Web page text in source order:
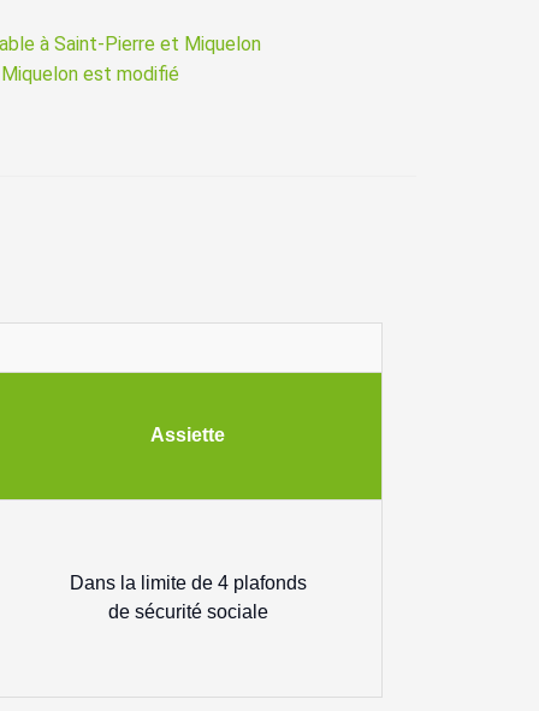
à Saint-Pierre et Miquelon
est modifié
Assiette
Dans la limite de 4 plafonds
de sécurité sociale